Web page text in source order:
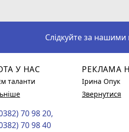
Слідкуйте за
У НАС
таланти
70 98 20,
70 98 40
РЕКЛАМА
Ірина Опук
Звернутися